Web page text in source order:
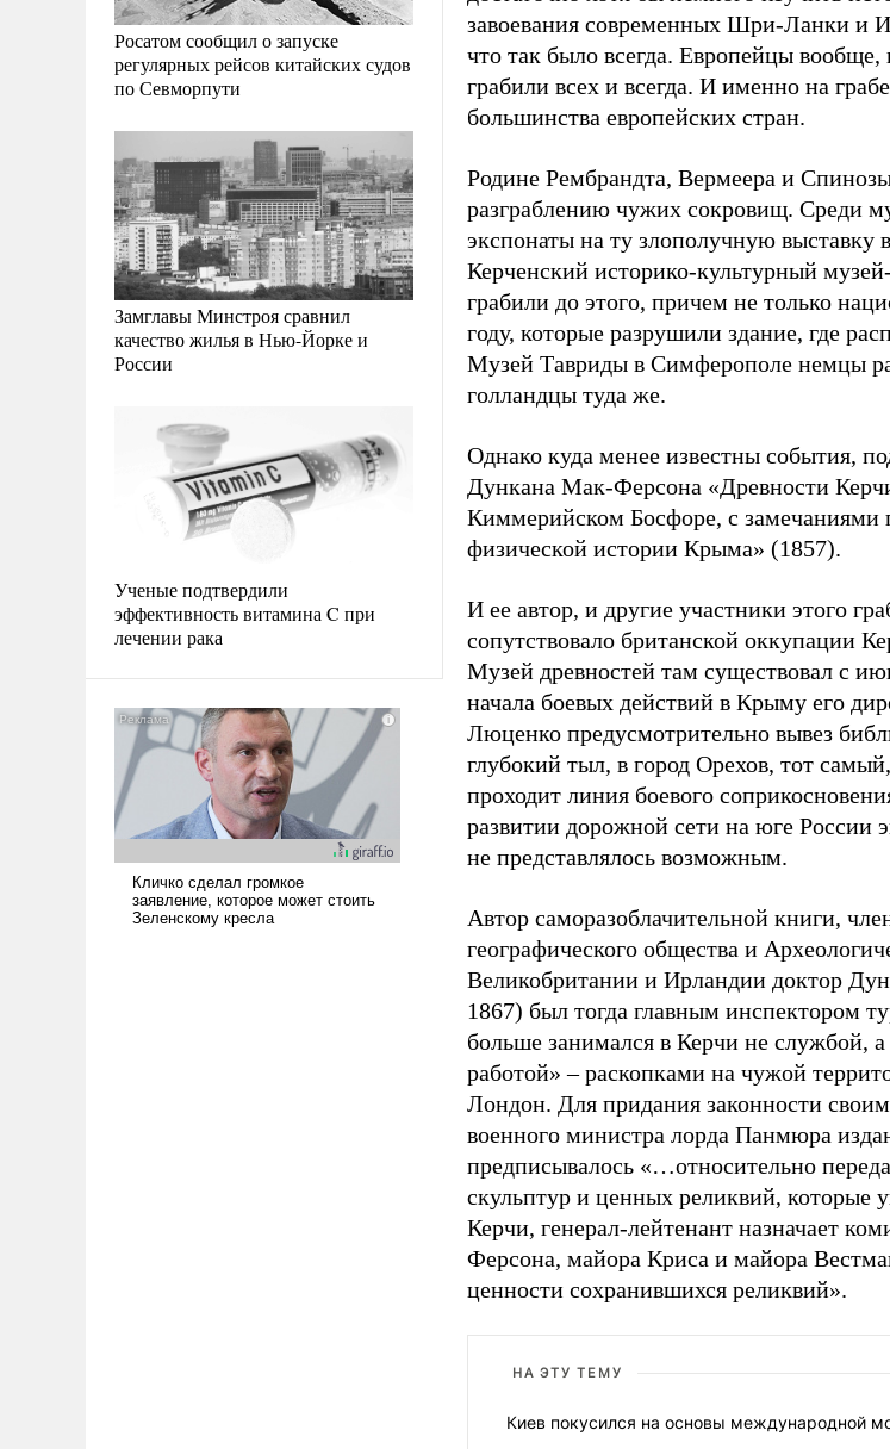
Росатом сообщил о запуске
регулярных рейсов китайских судов
по Севморпути
Замглавы Минстроя сравнил
качество жилья в Нью-Йорке и
России
Ученые подтвердили
эффективность витамина C при
лечении рака
завоевания современных Шри-Ланки и
что так было всегда. Европейцы вообще,
грабили всех и всегда. И именно на
большинства европейских стран.
Родине Рембрандта, Вермеера и Спинозы
разграблению чужих сокровищ. Среди
экспонаты на ту злополучную выставку
Керченский историко-культурный
грабили до этого, причем не только
году, которые разрушили здание, где
Музей Тавриды в Симферополе немцы
голландцы туда же.
Однако куда менее известны события,
Дункана Мак-Ферсона «Древности
Киммерийском Босфоре, с замечаниями
физической истории Крыма» (1857).
И ее автор, и другие участники этого
сопутствовало британской оккупации
Музей древностей там существовал с
начала боевых действий в Крыму его
Люценко предусмотрительно вывез
глубокий тыл, в город Орехов, тот
проходит линия боевого
развитии дорожной сети на юге России
не представлялось возможным.
Автор саморазоблачительной книги,
географического общества и
Великобритании и Ирландии доктор
1867) был тогда главным инспектором
больше занимался в Керчи не службой,
работой» – раскопками на чужой
Лондон. Для придания законности
военного министра лорда Панмюра
предписывалось «…относительно
скульптур и ценных реликвий, которые
Керчи, генерал-лейтенант назначает
Ферсона, майора Криса и майора
ценности сохранившихся реликвий».
НА ЭТУ ТЕМУ
Киев покусился на основы международной